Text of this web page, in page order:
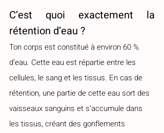
C’est quoi exactement la
rétention d’eau ?
Ton corps est constitué à environ 60 %
d’eau. Cette eau est répartie entre les
cellules, le sang et les tissus. En cas de
rétention, une partie de cette eau sort des
vaisseaux sanguins et s’accumule dans
les tissus, créant des gonflements